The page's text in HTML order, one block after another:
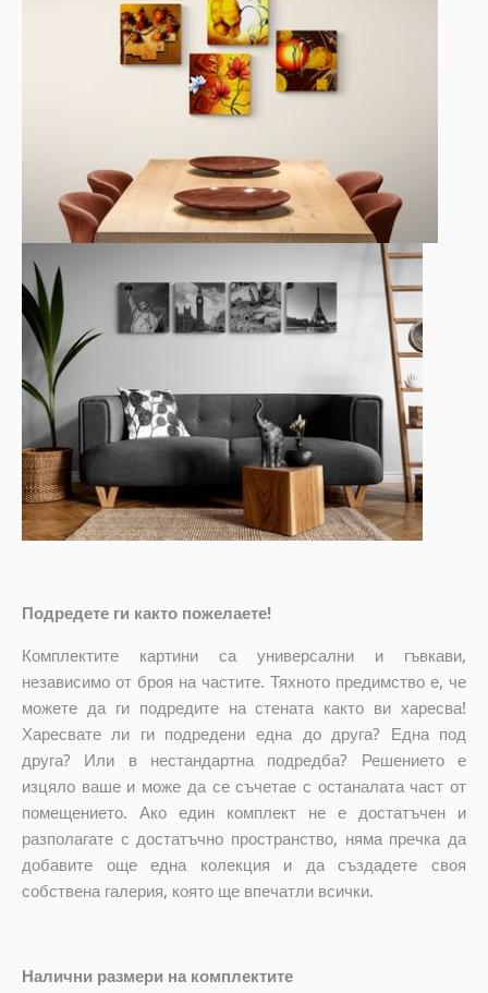
Подредете ги както пожелаете!
Комплектите картини са универсални и гъвкави,
независимо от броя на частите. Тяхното предимство е, че
можете да ги подредите на стената както ви харесва!
Харесвате ли ги подредени една до друга? Една под
друга? Или в нестандартна подредба? Решението е
изцяло ваше и може да се съчетае с останалата част от
помещението. Ако един комплект не е достатъчен и
разполагате с достатъчно пространство, няма пречка да
добавите още една колекция и да създадете своя
собствена галерия, която ще впечатли всички.
Налични размери на комплектите